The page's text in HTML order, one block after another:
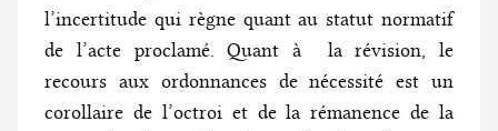
l’incertitude qui règne quant au statut normatif
de l’acte proclamé. Quant à la révision, le
recours aux ordonnances de nécessité est un
corollaire de l’octroi et de la rémanence de la